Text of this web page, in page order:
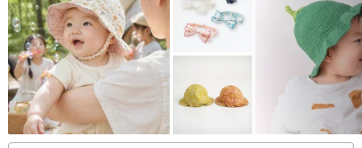
感謝咭!
關於國際運費:
我們設定了兩種運費都是由英國Royal mail郵政公司運送
1基本運送_普通寄運服務 是沒有包括追蹤及簽收 一般大概需要七至
十四個工作天(遺失的風險比沒有追蹤碼大,不過遺失的情況都比較少
發生,大概100個裡,只有3-5個可能)